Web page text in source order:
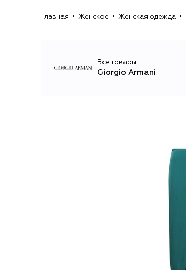
Главная Женское Женская одежда
Все товары
Giorgio Armani